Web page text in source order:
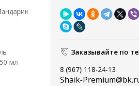
Заказывайте по
8 (967) 118-24-13
Shaik-
мл